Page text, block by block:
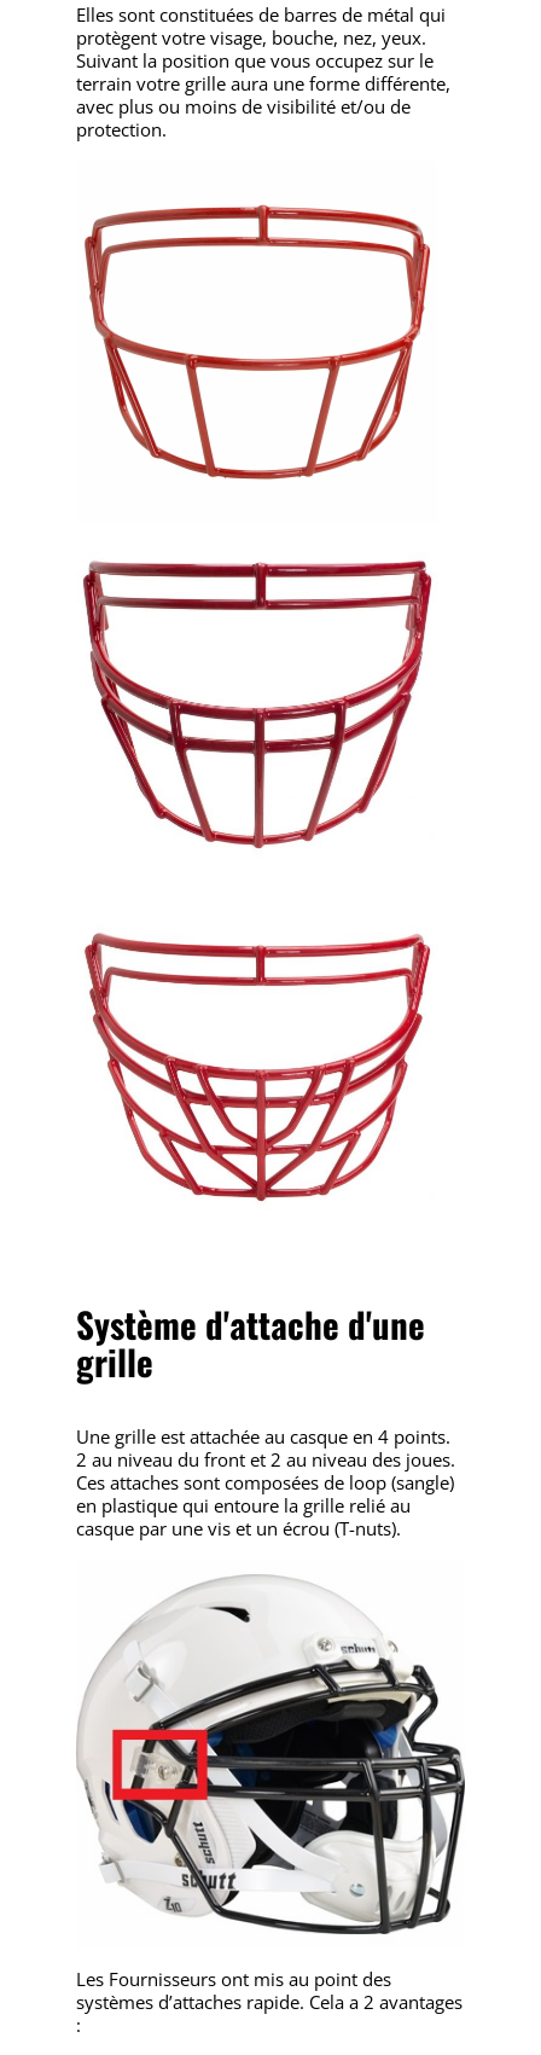
Elles sont constituées de barres de métal qui
protègent votre visage, bouche, nez, yeux.
Suivant la position que vous occupez sur le
terrain votre grille aura une forme différente,
avec plus ou moins de visibilité et/ou de
protection.
Système d'attache d'une
grille
Une grille est attachée au casque en 4 points.
2 au niveau du front et 2 au niveau des joues.
Ces attaches sont composées de loop (sangle)
en plastique qui entoure la grille relié au
casque par une vis et un écrou (T-nuts).
Les Fournisseurs ont mis au point des
systèmes d’attaches rapide. Cela a 2 avantages
: